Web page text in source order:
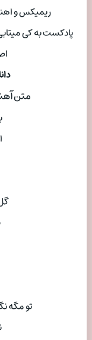
ریمیکس و اهنگ
پادکست به کی
متن
تو مگه